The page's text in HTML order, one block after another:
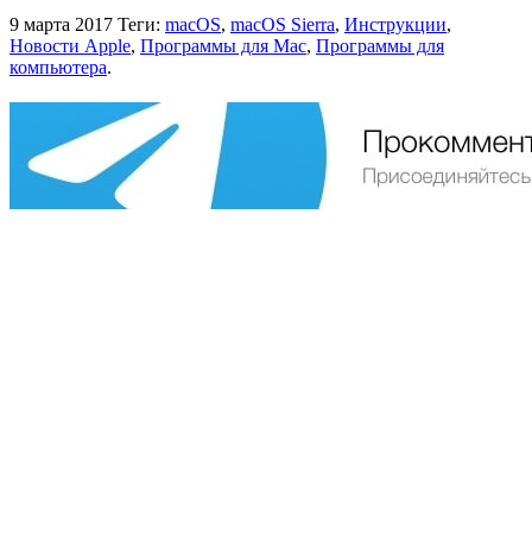
9 марта 2017 Теги: macOS, macOS Sierra, Инструкции,
Новости Apple, Программы для Mac, Программы для
компьютера.